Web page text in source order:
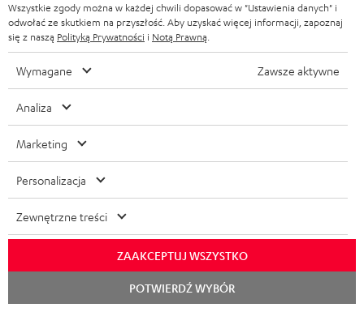
Serwis
Często zadawane pytania
Kontakt
Zwroty
Śledzenie wysyłki
Znajdź sklep
naszym profesjonalnym doradcom.
200 ZŁ
Wszystkie zgody można w każdej chwili dopasować w "Ustawienia danych" i
odwołać ze skutkiem na przyszłość. Aby uzyskać więcej informacji, zapoznaj
się z naszą Polityką Prywatności i Notą Prawną
Wymagane Zawsze aktywne
Analiza
Marketing
Personalizacja
Zewnętrzne treści
ZAAKCEPTUJ WSZYSTKO
POTWIERDŹ WYBÓR